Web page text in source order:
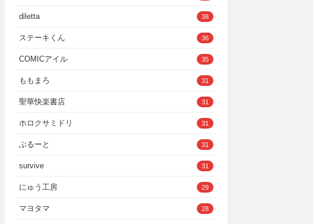
diletta 38
ステーキくん 36
COMICアイル 35
ももまろ 31
聖華快楽書店 31
ホロクサミドリ 31
ぶるーと 31
survive 31
にゅう工房 29
マヨタマ 28